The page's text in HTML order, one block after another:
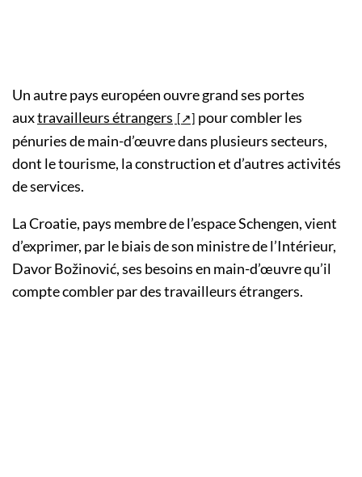
Un autre pays européen ouvre grand ses portes
auxtravailleurs étrangers
pour combler les
pénuries demain-d’œuvre dans plusieurs secteurs,
dont le tourisme, la construction et d’autres activités
de services.
La Croatie, pays membre de l’espace Schengen, vient
d’exprimer, par le biais de son ministre de l’Intérieur,
Davor Božinović, ses besoins en main-d’œuvre qu’il
compte combler par des travailleurs étrangers.